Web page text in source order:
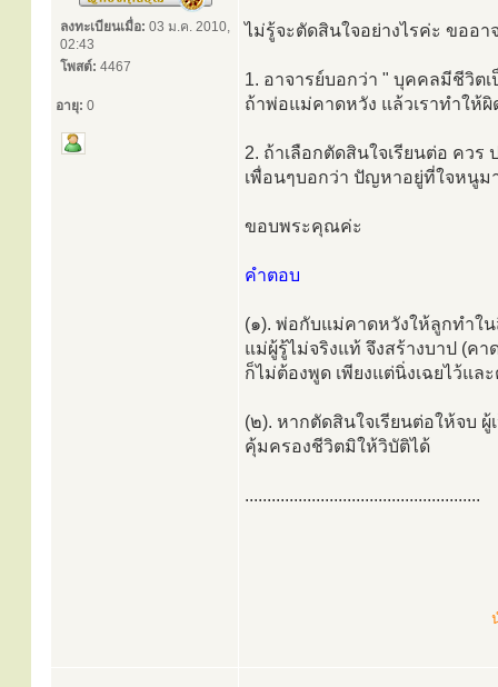
ลงทะเบียนเมื่อ: 03 ม.ค. 2010,
02:43
โพสต์: 4467
อายุ: 0
ไม่รู้จะตัดสินใจอย่างไรค่ะ ขออ
1. อาจารย์บอกว่า " บุคคลมีชีวิต
ถ้าพ่อแม่คาดหวัง แล้วเราทำให้
2. ถ้าเลือกตัดสินใจเรียนต่อ ควร
เพื่อนๆบอกว่า ปัญหาอยู่ที่ใจหนูม
ขอบพระคุณค่ะ
คำตอบ
(๑). พ่อกับแม่คาดหวังให้ลูกทำใ
แม่ผู้รู้ไม่จริงแท้ จึงสร้างบาป (ค
ก็ไม่ต้องพูด เพียงแต่นิ่งเฉยไว้แ
(๒). หากตัดสินใจเรียนต่อให้จบ
คุ้มครองชีวิตมิให้วิบัติได้
.....................................................